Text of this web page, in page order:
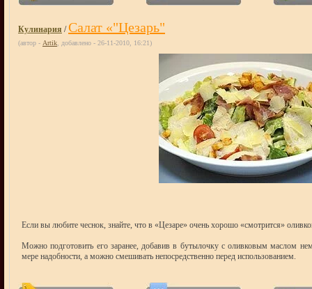
Кулинария /Салат «"Цезарь"
(автор - Artik , добавлено - 26-11-2010, 16:21)
Если вы любите чеснок, знайте, что в «Цезаре» очень хорошо «смотрится»
Можно подготовить его заранее, добавив в бутылочку с оливковым маслом
мере надобности, а можно смешивать непосредственно перед использованием.